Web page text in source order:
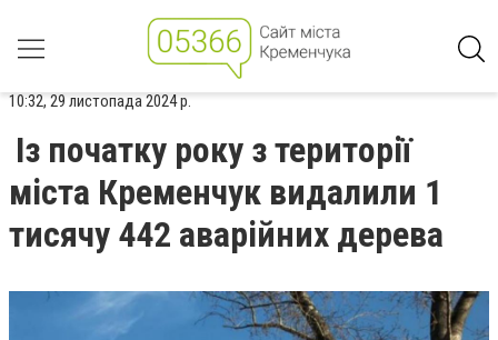
10:32, 29 листопада 2024 р.
Із початку року з території
міста Кременчук видалили 1
тисячу 442 аварійних дерева